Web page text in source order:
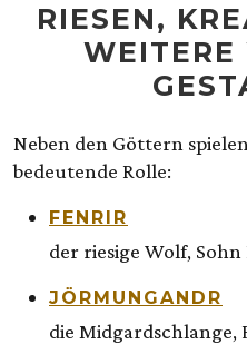
RIESEN,
WEITERE
Neben den Göttern
bedeutende Rolle:
FENRIR
der riesige Wolf, Sohn
JÖRMUNGANDR
die Midgardschlange,